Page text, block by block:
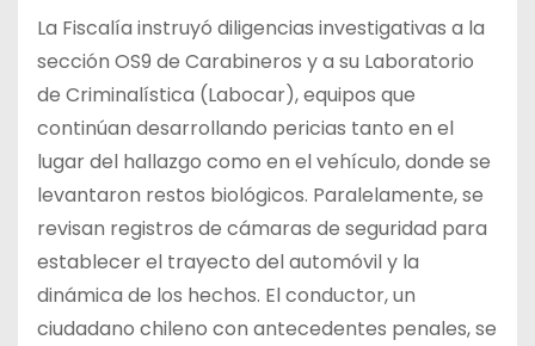
La Fiscalía instruyó diligencias investigativas a la
sección OS9 de Carabineros y a su Laboratorio
de Criminalística (Labocar), equipos que
continúan desarrollando pericias tanto en el
lugar del hallazgo como en el vehículo, donde se
levantaron restos biológicos. Paralelamente, se
revisan registros de cámaras de seguridad para
establecer el trayecto del automóvil y la
dinámica de los hechos. El conductor, un
ciudadano chileno con antecedentes penales, se